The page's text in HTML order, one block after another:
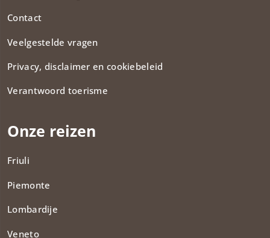
Contact
Veelgestelde vragen
Privacy, disclaimer en cookiebeleid
Verantwoord toerisme
Onze reizen
Friuli
Piemonte
Lombardije
Veneto